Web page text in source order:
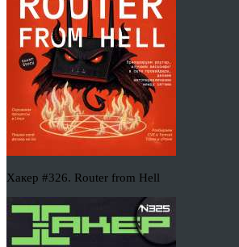
Хакер #326. Router from Hell